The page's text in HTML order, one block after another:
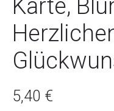
Karte,
5,40 €